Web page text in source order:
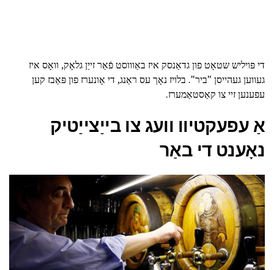
די פּויליש שטאָט פון גדאַנסק איז באַוווסט פֿאַר זייַן גלאָק, וואָס איז
געווען געהייסן "ביר". בלויז נאָך עס ראַנג, די אָונערז פון פּאַבז קען
עפענען זיי צו קאַסטאַמערז.
אַ עפעקטיוו וועג צו בייַצייַטיק
נאָענט די באַר